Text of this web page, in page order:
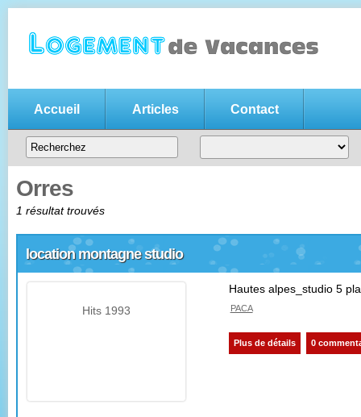
Annonce location vacances
Votreannonce de location de vacances gratuite
, n'hésitez pas
entre particuliers
Accueil Articles Contact
Orres
1 résultat trouvés
location montagne studio
Hits 1993
Hautes alpes_studio 5
PACA
Plus de détails 0